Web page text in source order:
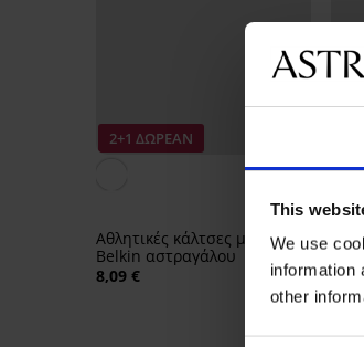
This
We use
information
other
2+1 ΔΩΡΕΑΝ
Αθλητικές κάλτσες μπαμπού
Belkin αστραγάλου
8,09 €